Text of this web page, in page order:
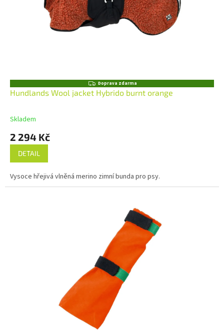
Z
D
A
Doprava zdarma
Hundlands Wool jacket Hybrido burnt orange
Skladem
2 294 Kč
DETAIL
Vysoce hřejivá vlněná merino zimní bunda pro psy.